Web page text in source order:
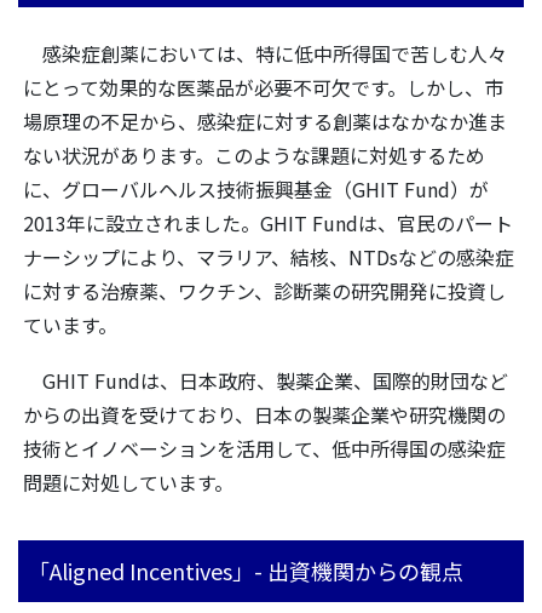
感染症創薬においては、特に低中所得国で苦しむ人々
にとって効果的な医薬品が必要不可欠です。しかし、市
場原理の不足から、感染症に対する創薬はなかなか進ま
ない状況があります。このような課題に対処するため
に、グローバルヘルス技術振興基金（GHIT Fund）が
2013年に設立されました。GHIT Fundは、官民のパート
ナーシップにより、マラリア、結核、NTDsなどの感染症
に対する治療薬、ワクチン、診断薬の研究開発に投資し
ています。
GHIT Fundは、日本政府、製薬企業、国際的財団など
からの出資を受けており、日本の製薬企業や研究機関の
技術とイノベーションを活用して、低中所得国の感染症
問題に対処しています。
「Aligned Incentives」- 出資機関からの観点